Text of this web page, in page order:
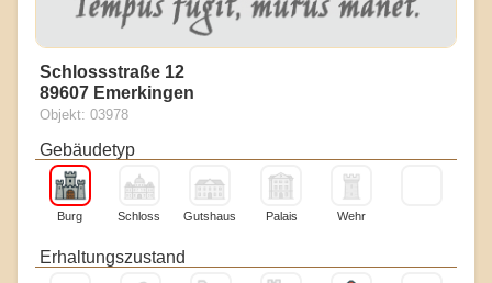
Schlossstraße 12
89607 Emerkingen
Objekt: 03978
Gebäudetyp
Burg Schloss Gutshaus Palais Wehr
Erhaltungszustand